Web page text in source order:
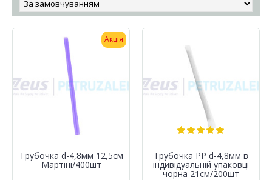
Акція
Трубочка d-4,8мм 12,5см
Мартіні/400шт
Трубочка PP d-4,8мм в
індивідуальній упаковці
чорна 21см/200шт